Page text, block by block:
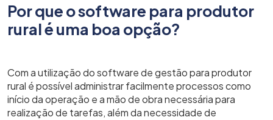
Por que o software para produtor
rural é uma boa opção?
Com a utilização do software de gestão para produtor
rural é possível administrar facilmente processos como
início da operação e a mão de obra necessária para
realização de tarefas, além da necessidade de